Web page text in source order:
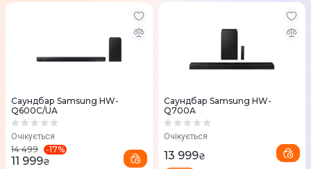
Саундбар Samsung HW-
Q600C/UA
Очікується
14 499 -17%
11 999₴
Саундбар Samsung HW-
Q700A
Очікується
13 999₴